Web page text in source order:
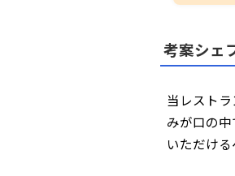
考案シェ
当レスト
みが口の
いただけ